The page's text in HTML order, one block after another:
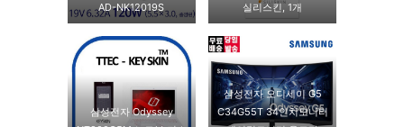
AD-NK12019S
실리스킨, 1개
삼성전자 Odyssey
삼성전자 오디세이 G5
C34G55T 34인치모니터